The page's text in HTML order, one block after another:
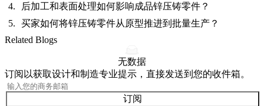
后加工和表面处理如何影响成品锌压铸零件？
买家如何将锌压铸零件从原型推进到批量生产？
Related Blogs
无数据
订阅以获取设计和制造专业提示，直接发送到您的收件箱。
订阅